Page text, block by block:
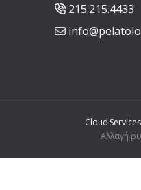
215.215.4433
Cloud
Αλλαγή